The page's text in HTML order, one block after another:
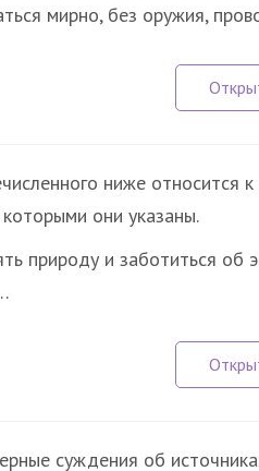
мирно, без оружия,
ниже
они указаны.
природу и заботиться об
суждения об